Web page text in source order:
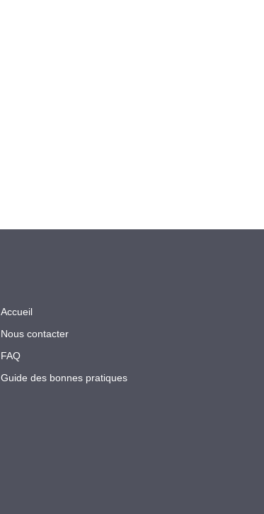
Accueil
Nous contacter
FAQ
Guide des bonnes pratiques